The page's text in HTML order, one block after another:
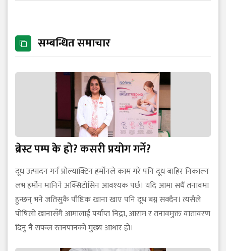
सम्बन्धित समाचार
ब्रेस्ट पम्प के हो? कसरी प्रयोग गर्ने?
दूध उत्पादन गर्न प्रोल्याक्टिन हर्मोनले काम गरे पनि दूध बाहिर निकाल्न
लभ हर्मोन मानिने अक्सिटोसिन आवश्यक पर्छ। यदि आमा सधैं तनावमा
हुन्छन् भने जतिसुकै पौष्टिक खाना खाए पनि दूध बग्न सक्दैन। त्यसैले
पोषिलो खानासँगै आमालाई पर्याप्त निद्रा, आराम र तनावमुक्त वातावरण
दिनु नै सफल स्तनपानको मुख्य आधार हो।